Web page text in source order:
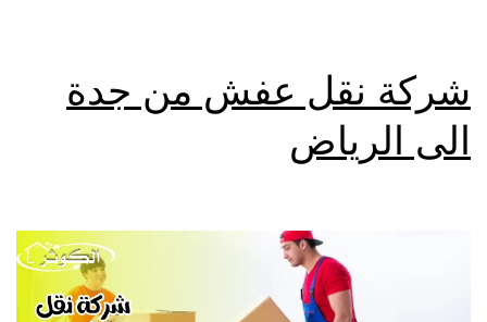
شركة نقل عفش من جدة
الى الرياض